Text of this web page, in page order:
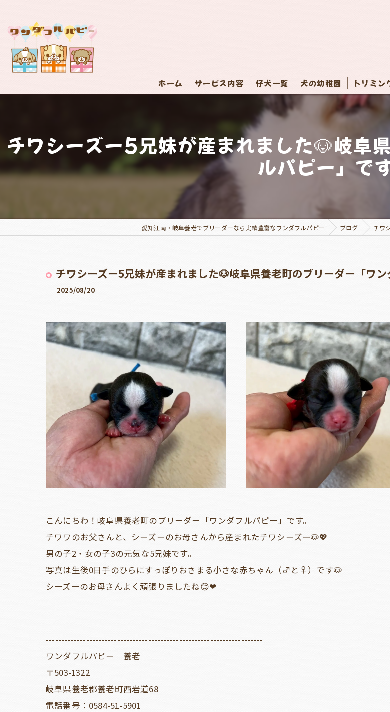
ホーム サービス内容 仔犬一覧 犬の幼稚園 トリミン
チワシーズー5兄妹が産まれました🐶岐阜
ルパピー」で
愛知江南・岐阜養老でブリーダーなら実績豊富なワンダフルパピー ブログ チワ
チワシーズー5兄妹が産まれました🐶岐阜県養老町のブリーダー「ワン
2025/08/20
こんにちわ！岐阜県養老町のブリーダー「ワンダフルパピー」です。
チワワのお父さんと、シーズーのお母さんから産まれたチワシーズー🐶💖
男の子2・女の子3の元気な5兄妹です。
写真は生後0日手のひらにすっぽりおさまる小さな赤ちゃん（♂と♀）です🐶
シーズーのお母さんよく頑張りましたね😊❤
----------------------------------------------------------------------
ワンダフルパピー 養老
〒503-1322
岐阜県養老郡養老町西岩道68
電話番号：0584-51-5901